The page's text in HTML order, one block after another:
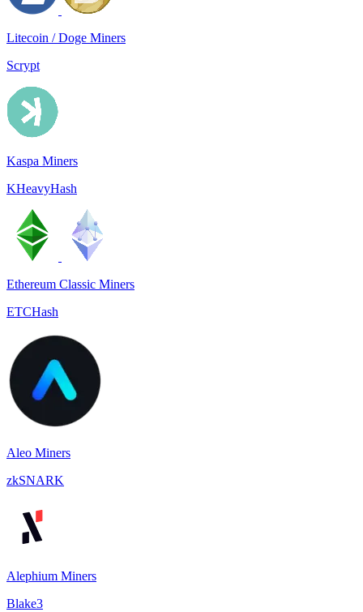
Litecoin / Doge Miners
Scrypt
Kaspa Miners
KHeavyHash
Ethereum Classic Miners
ETCHash
Aleo Miners
zkSNARK
Alephium Miners
Blake3